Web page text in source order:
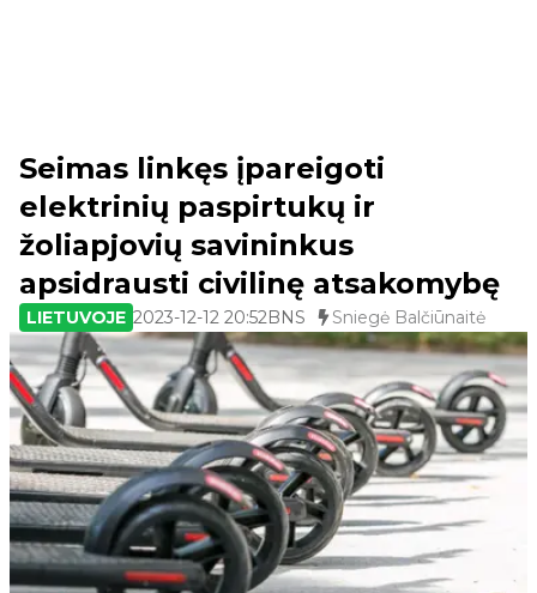
Seimas linkęs įpareigoti
elektrinių paspirtukų ir
žoliapjovių savininkus
apsidrausti civilinę atsakomybę
LIETUVOJE 2023-12-12 20:52BNS Sniegė Balčiūnaitė